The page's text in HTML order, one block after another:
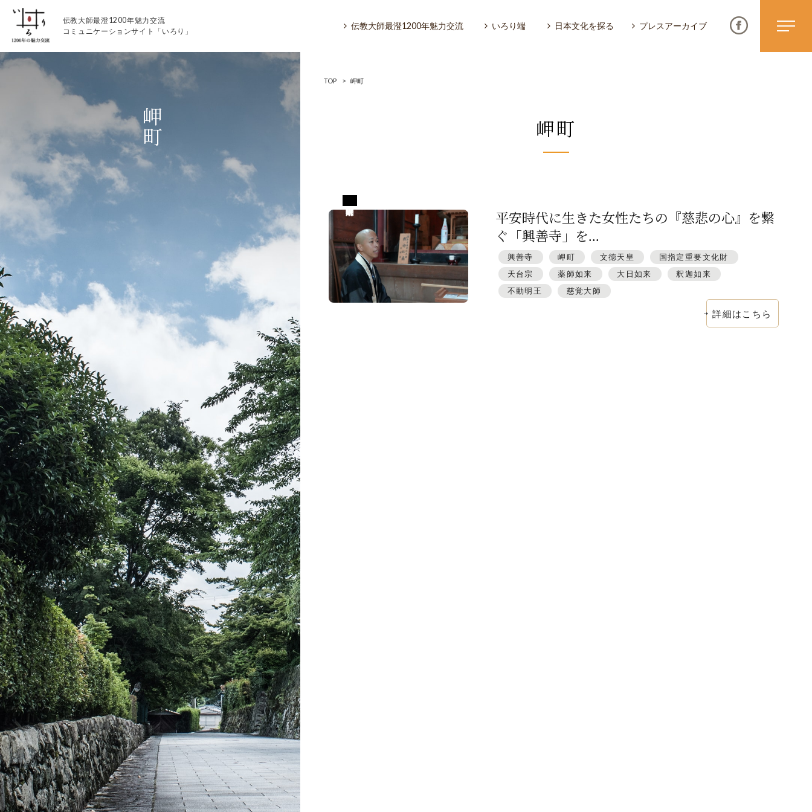
伝教大師最澄1200年魅力交流
コミュニケーションサイト「いろり」
伝教大師最澄1200年魅力交流 いろり端 日本文化を探る プレスアーカイブ
伝教大師最澄1200年魅力交流
いろりとは
伝教大師最澄とは（デジタルパンフレット）
伝教大師最澄とは（PDFダウンロード）
探訪「1200年の魅力交流」
日本文化を探る
プレスアーカイブ
お問い合わせ
岬町
TOP > 岬町
岬町
平安時代に生きた女性たちの『慈悲の心』を繋
ぐ「興善寺」を...
興善寺 岬町 文徳天皇
国指定重要文化財
天台宗
薬師如来 大日如来
釈迦如来
不動明王
慈覚大師
詳細はこちら